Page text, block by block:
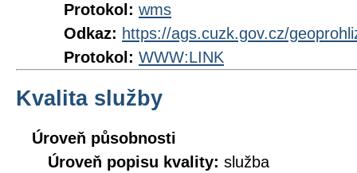
Protokol: wms
Odkaz: https://ags.cuzk.gov.cz/
Protokol: WWW:LINK
Kvalita služby
Úroveň působnosti
Úroveň popisu kvality: služba